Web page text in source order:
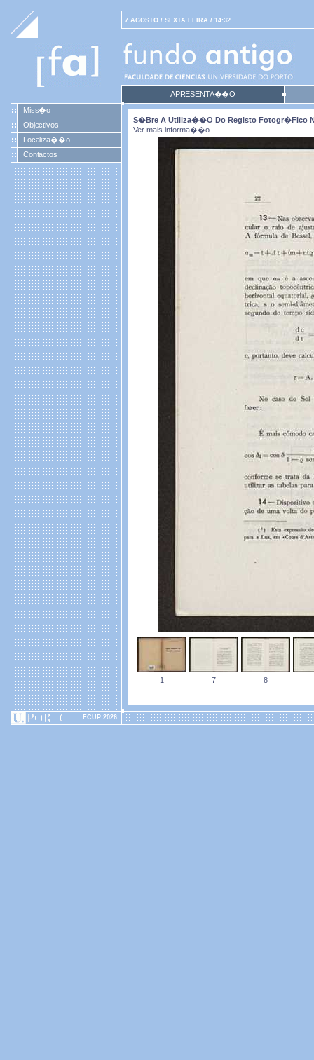
7 AGOSTO / SEXTA FEIRA / 14:32
APRESENTA��O
Miss�o
Objectivos
Localiza��o
Contactos
S�bre A Utiliza��o Do Registo Fotogr�fico
Ver mais informa��o
1 7 8
FCUP 2026